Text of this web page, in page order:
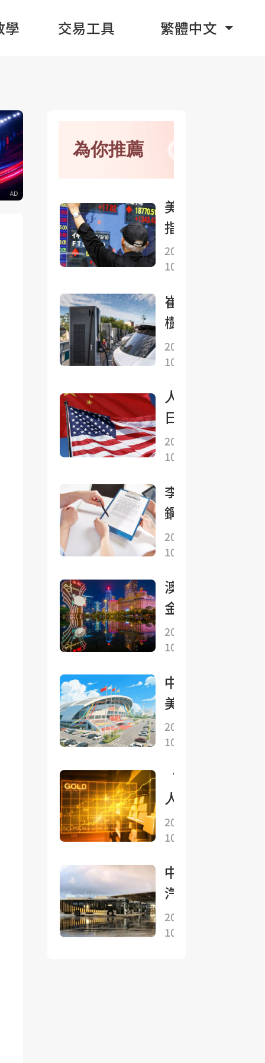
學 交易工具 繁體中文
為你推薦
美股
指數
期貨
走
日韓
股市
漲超
2%
均創
新
高，
銅、
上
漲，
黃金
下挫
1%
2025-
10-27
崔東
樹：
新能
源車
里程
總體
持續
增長
免稅
車型
技術
提升
穩
2025-
10-27
人民
日報
鐘
聲：
維護
好來
之不
易的
中美
經貿
磋商
成果
2025-
10-27
李成
鋼：
中美
就穩
決多
項重
要經
貿議
題形
成初
步共
識
2025-
10-27
澳門
金管
局：
9月
匯儲
備資
產總
額初
步統
計爲
2392
億澳
環比
升
1.6%
2025-
10-27
中
美
在
馬
亞
吉
隆
坡
舉
行
經
2025-
10-27
“人
人都
預
期”
的黃
金崩
盤發
生了
現在
2025-
10-26
中國
汽車
流通
協
2025-
10-26